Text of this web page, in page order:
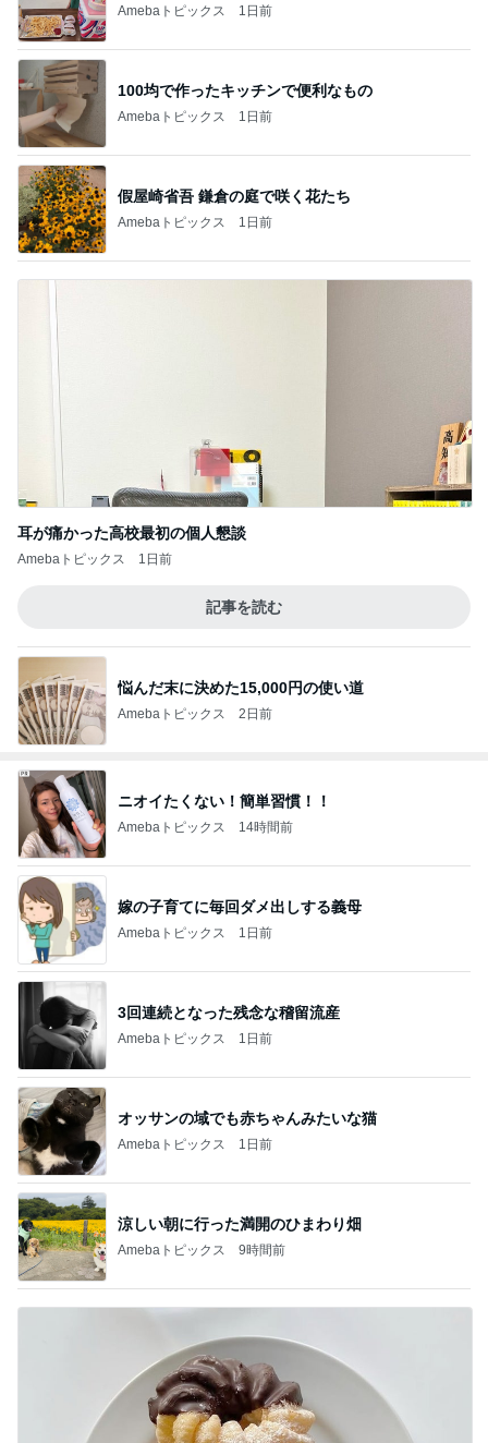
Amebaトピックス 1日前
100均で作ったキッチンで便利なもの
Amebaトピックス 1日前
假屋崎省吾 鎌倉の庭で咲く花たち
Amebaトピックス 1日前
耳が痛かった高校最初の個人懇談
Amebaトピックス 1日前
記事を読む
悩んだ末に決めた15,000円の使い道
Amebaトピックス 2日前
ニオイたくない！簡単習慣！！
Amebaトピックス 14時間前
嫁の子育てに毎回ダメ出しする義母
Amebaトピックス 1日前
3回連続となった残念な稽留流産
Amebaトピックス 1日前
オッサンの域でも赤ちゃんみたいな猫
Amebaトピックス 1日前
涼しい朝に行った満開のひまわり畑
Amebaトピックス 9時間前